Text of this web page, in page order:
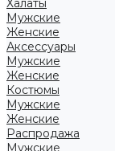
Халаты
Мужские
Женские
Аксессуары
Мужские
Женские
Костюмы
Мужские
Женские
Распродажа
Мужские